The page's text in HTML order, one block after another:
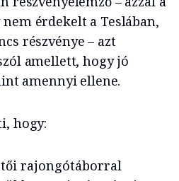
érdekelt a Teslában,
részvénye – azt
amellett, hogy jó
amennyi ellene.
hogy:
rajongótáborral